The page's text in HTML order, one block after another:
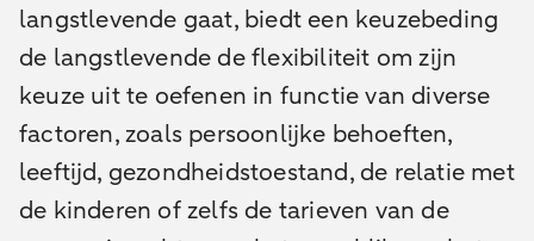
langstlevende gaat, biedt een keuzebeding
de langstlevende de flexibiliteit om zijn
keuze uit te oefenen in functie van diverse
factoren, zoals persoonlijke behoeften,
leeftijd, gezondheidstoestand, de relatie met
de kinderen of zelfs de tarieven van de